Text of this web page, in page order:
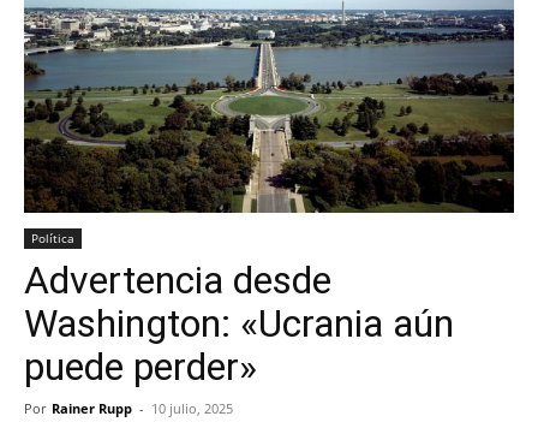
Política
Advertencia desde
Washington: «Ucrania aún
puede perder»
Por Rainer Rupp - 10 julio, 2025